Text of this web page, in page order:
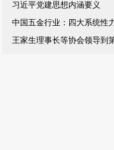
习近平党建思想内涵要义
中国五金行业：四大系统性